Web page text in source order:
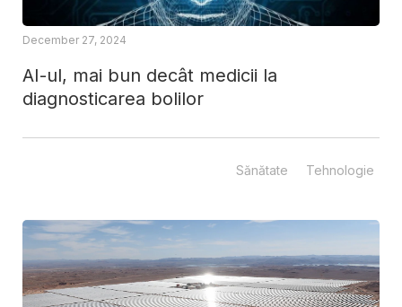
AI-ul, mai bun decât medicii la
diagnosticarea bolilor
December 27, 2024
Sănătate Tehnologie